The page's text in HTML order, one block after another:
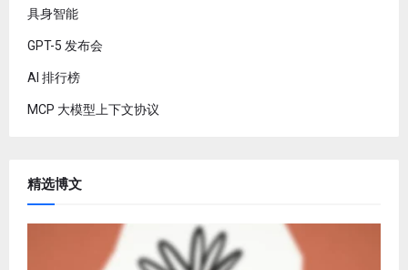
具身智能
GPT-5 发布会
AI 排行榜
MCP 大模型上下文协议
精选博文